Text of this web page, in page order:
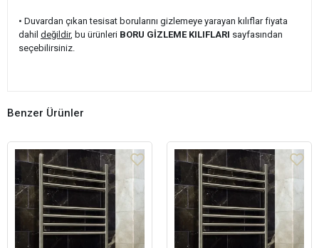
• Duvardan çıkan tesisat borularını gizlemeye yarayan kılıflar fiyata
dahil değildir, bu ürünleri BORU GİZLEME KILIFLARI sayfasından
seçebilirsiniz.
Benzer Ürünler